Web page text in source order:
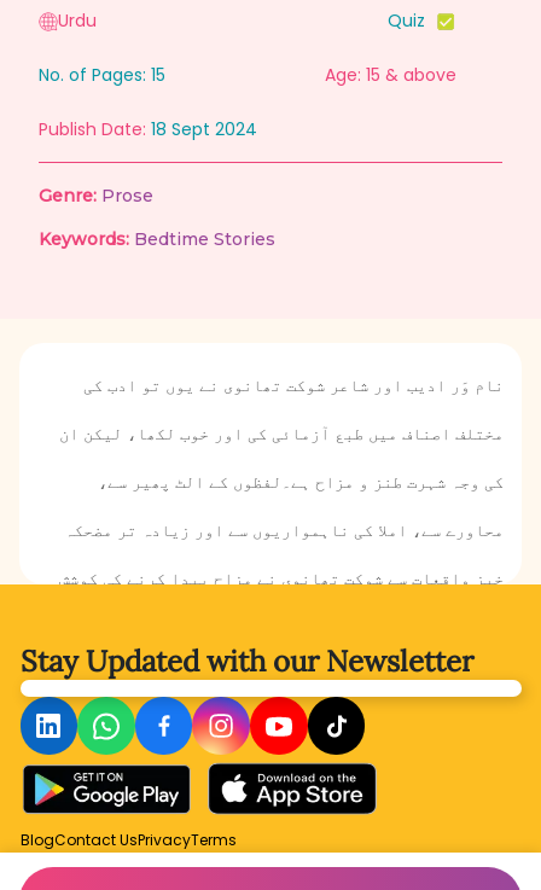
Urdu Quiz
No. of Pages: 15 Age: 15 & above
Publish Date: 18 Sept 2024
Genre: Prose
Keywords: Bedtime Stories
نام وَر ادیب اور شاعر شوکت تھانوی نے یوں تو ادب کی
مختلف اصناف میں‌ طبع آزمائی کی اور خوب لکھا، لیکن ان
کی وجہ شہرت طنز و مزاح ہے۔لفظوں کے الٹ پھیر سے،
محاورے سے، املا کی ناہمواریوں سے اور زیادہ تر مضحکہ
خیز واقعات سے شوکت تھانوی نے مزاح پیدا کرنے کی کوشش
نظر کہانی میں شوکت تھانوی پطرس بخاری کا ایک خاکہ
ہمارے سامنے پیش کرتے ہیں ۔ قیامِ پاکستان کے بعد اردو
ادب میں پطرس بخاری کا قد ان کے ہم عصروں میں بہت بلند
نظر آتا ہے اور اس کا اعتراف اپنے وقت کے نام ور اہلِ قلم
بھی کرتے تھے۔مصنف کی ملاقات کب اور کیسے پطرس بخاری سے
Stay Updated withour Newsletter
BlogContact UsPrivacyTerms